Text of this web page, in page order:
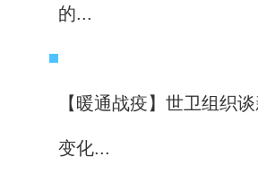
的...
【暖通战疫】世卫组织
变化...